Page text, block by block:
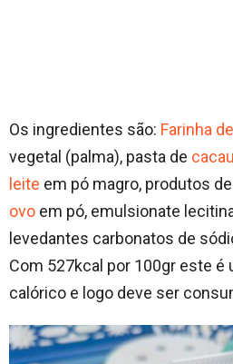
Os ingredientes são: Farinha
vegetal (palma), pasta de cacau
leite em pó magro, produtos
ovo em pó, emulsionate
levedantes carbonatos de
Com 527kcal por 100gr este é
calórico e logo deve ser